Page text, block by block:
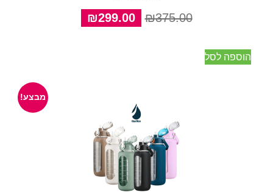
₪375.00
המחיר
המקורי
₪299.00
הנוכחי
הוספה לסל
מבצע!